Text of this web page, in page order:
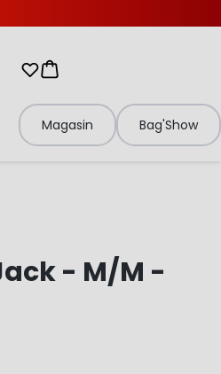
Mes listes d'envies
Panier
Magasin Bag'Show
- M/M -